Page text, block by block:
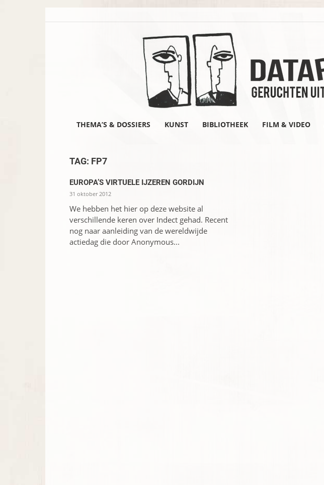
THEMA’S & DOSSIERS KUNST BIBLIOTHEEK FILM & VIDEO
TAG: FP7
EUROPA’S VIRTUELE IJZEREN GORDIJN
31 oktober 2012
We hebben het hier op deze website al
verschillende keren over Indect gehad. Recent
nog naar aanleiding van de wereldwijde
actiedag die door Anonymous...